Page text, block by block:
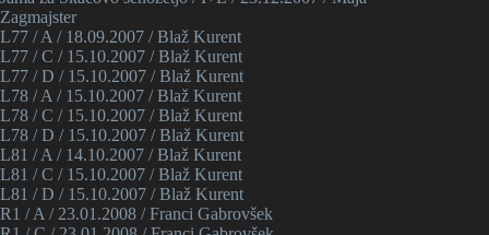
Zagmajster
L77 / A / 18.09.2007 / Blaž Kurent
L77 / C / 15.10.2007 / Blaž Kurent
L77 / D / 15.10.2007 / Blaž Kurent
L78 / A / 15.10.2007 / Blaž Kurent
L78 / C / 15.10.2007 / Blaž Kurent
L78 / D / 15.10.2007 / Blaž Kurent
L81 / A / 14.10.2007 / Blaž Kurent
L81 / C / 15.10.2007 / Blaž Kurent
L81 / D / 15.10.2007 / Blaž Kurent
R1 / A / 23.01.2008 / Franci Gabrovšek